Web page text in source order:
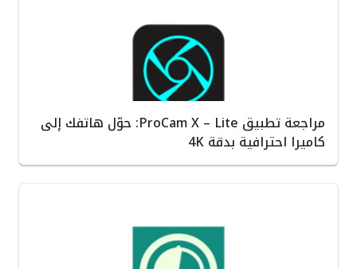
مراجعة تطبيق ProCam X – Lite: حوّل هاتفك إلى
كاميرا احترافية بدقة 4K